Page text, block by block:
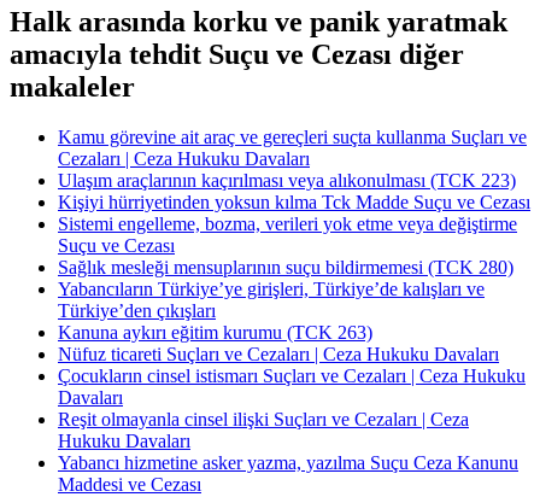
Halk arasında korku ve panik yaratmak
amacıyla tehdit Suçu ve Cezası diğer
makaleler
Kamu görevine ait araç ve gereçleri suçta kullanma Suçları ve
Cezaları | Ceza Hukuku Davaları
Ulaşım araçlarının kaçırılması veya alıkonulması (TCK 223)
Kişiyi hürriyetinden yoksun kılma Tck Madde Suçu ve Cezası
Sistemi engelleme, bozma, verileri yok etme veya değiştirme
Suçu ve Cezası
Sağlık mesleği mensuplarının suçu bildirmemesi (TCK 280)
Yabancıların Türkiye’ye girişleri, Türkiye’de kalışları ve
Türkiye’den çıkışları
Kanuna aykırı eğitim kurumu (TCK 263)
Nüfuz ticareti Suçları ve Cezaları | Ceza Hukuku Davaları
Çocukların cinsel istismarı Suçları ve Cezaları | Ceza Hukuku
Davaları
Reşit olmayanla cinsel ilişki Suçları ve Cezaları | Ceza
Hukuku Davaları
Yabancı hizmetine asker yazma, yazılma Suçu Ceza Kanunu
Maddesi ve Cezası